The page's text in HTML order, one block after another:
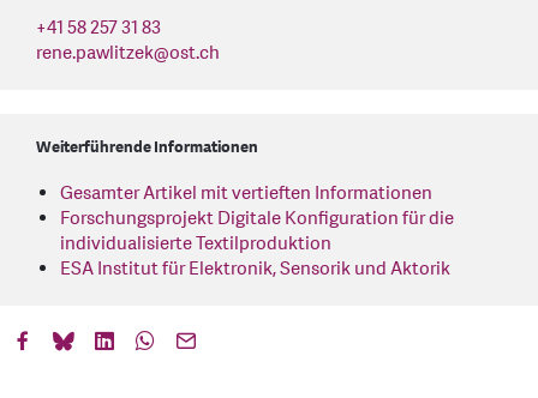
+41 58 257 31 83
rene.pawlitzek@ost.ch
Weiterführende Informationen
Gesamter Artikel mit vertieften Informationen
Forschungsprojekt Digitale Konfiguration für die
individualisierte Textilproduktion
ESA Institut für Elektronik, Sensorik und Aktorik